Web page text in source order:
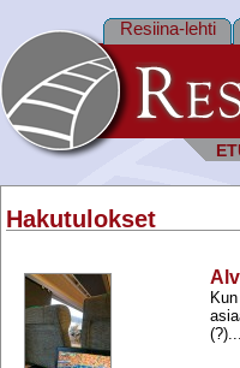
Resiina-lehti
Hakutulokset